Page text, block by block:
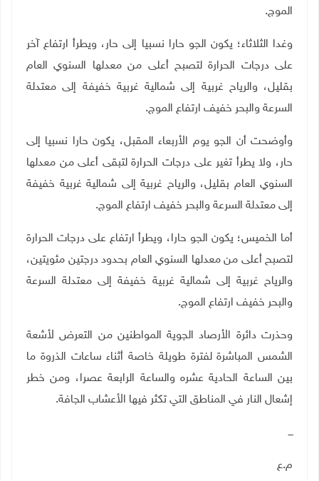
الموج.
وغدا الثلاثاء؛ يكون الجو حارا نسبيا إلى حار، ويطرأ ارتفاع آخر
على درجات الحرارة لتصبح أعلى من معدلها السنوي العام
بقليل، والرياح غربية إلى شمالية غربية خفيفة إلى معتدلة
السرعة والبحر خفيف ارتفاع الموج.
وأوضحت أن الجو يوم الأربعاء المقبل، يكون حارا نسبيا إلى
حار، ولا يطرأ تغير على درجات الحرارة لتبقى أعلى من معدلها
السنوي العام بقليل، والرياح غربية إلى شمالية غربية خفيفة
إلى معتدلة السرعة والبحر خفيف ارتفاع الموج.
أما الخميس؛ يكون الجو حارا، ويطرأ ارتفاع على درجات الحرارة
لتصبح أعلى من معدلها السنوي العام بحدود درجتين مئويتين،
والرياح غربية إلى شمالية غربية خفيفة إلى معتدلة السرعة
والبحر خفيف ارتفاع الموج.
وحذرت دائرة الأرصاد الجوية المواطنين من التعرض لأشعة
الشمس المباشرة لفترة طويلة خاصة أثناء ساعات الذروة ما
بين الساعة الحادية عشره والساعة الرابعة عصرا، ومن خطر
إشعال النار في المناطق التي تكثر فيها الأعشاب الجافة.
ـــ
م.ع